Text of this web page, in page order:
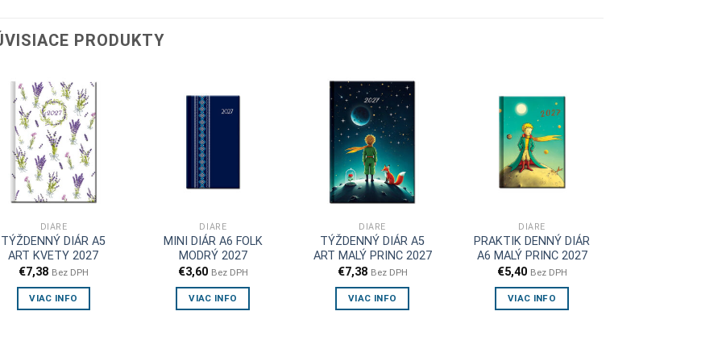
PRODUKTY
DIÁRE
TÝŽDENNÝ DIÁR A5
ART KVETY 2027
€7,38 Bez DPH
VIAC INFO
DIÁRE
MINI DIÁR A6 FOLK
MODRÝ 2027
€3,60 Bez DPH
VIAC INFO
DIÁRE
TÝŽDENNÝ DIÁR A5
ART MALÝ PRINC 2027
€7,38 Bez DPH
VIAC INFO
DIÁRE
PRAKTIK DENNÝ DIÁR
A6 MALÝ PRINC 2027
€5,40 Bez DPH
VIAC INFO